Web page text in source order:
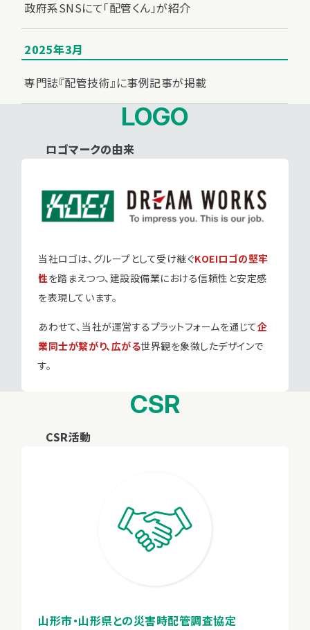
政府系SNSにて「配管くん」が紹介
2025年3月
専門誌『配管技術』に事例記事が掲載
LOGO
ロゴマークの由来
当社ロゴは、グループとして受け継ぐKOEIロゴの堅牢
性を踏まえつつ、 建設設備業における信頼性と安定感
を表現しています。
あわせて、当社が運営するプラットフォームを通じて企
業同士が繋がり、広がる世界観を象徴したデザインで
す。
CSR
CSR活動
山形市・山形県との災害時配管調査協定